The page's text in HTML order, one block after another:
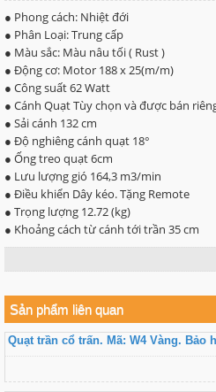
● Phong cách: Nhiệt đới
● Phân Loại: Trung cấp
● Màu sắc: Màu nâu tối ( Rust )
● Động cơ: Motor 188 x 25(m/m)
● Công suất 62 Watt
● Cánh Quạt Tùy chọn và được bán
● Sải cánh 132 cm
● Độ nghiêng cánh quạt 18°
● Ống treo quạt 6cm
● Lưu lượng gió 164,3 m3/min
● Điều khiển Dây kéo. Tặng Remote
● Trọng lượng 12.72 (kg)
● Khoảng cách từ cánh tới trần 35 cm
Sản phẩm liên quan
Quạt trần cổ trấn. Mã: W4 Vàng. Bảo